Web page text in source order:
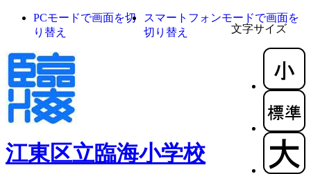
文字サイズ
PCモードで画面を切
り替え
スマートフォンモードで画面を
切り替え
江東区立臨海小学校